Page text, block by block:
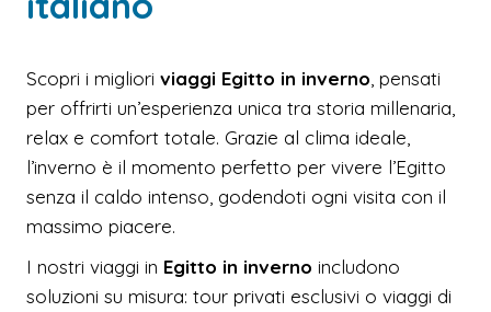
Scopri i migliori viaggi Egitto in inverno , pensati
per offrirti un’esperienza unica tra storia millenaria,
relax e comfort totale. Grazie al clima ideale,
l’inverno è il momento perfetto per vivere l’Egitto
senza il caldo intenso, godendoti ogni visita con il
massimo piacere.
I nostri viaggi in Egitto in inverno includono
soluzioni su misura: tour privati esclusivi o viaggi di